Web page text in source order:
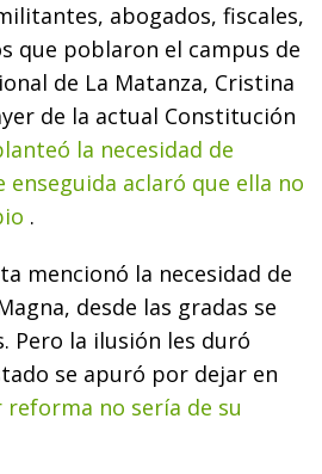
abogados, fiscales,
que poblaron el campus de
de La Matanza, Cristina
de la actual Constitución
la necesidad de
aclaró que ella no
.
mencionó la necesidad de
desde las gradas se
Pero la ilusión les duró
se apuró por dejar en
reforma no sería de su